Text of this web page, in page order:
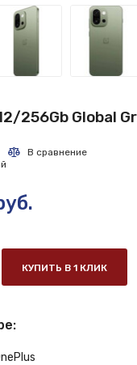
256Gb Global
КУПИТЬ В 1 КЛИК